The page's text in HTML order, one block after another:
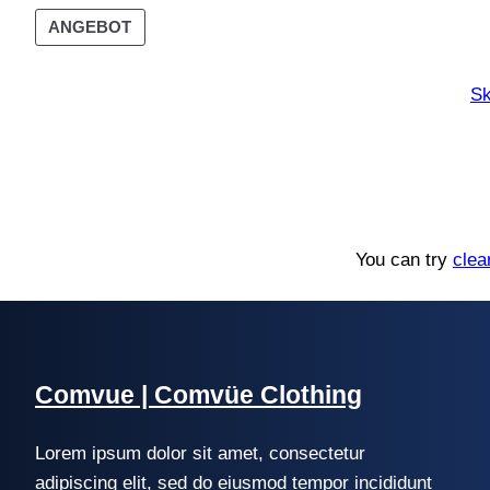
ANGEBOT
You can try
Comvue | Comvüe Clothing
Lorem ipsum dolor sit amet, consectetur
adipiscing elit, sed do eiusmod tempor incididunt